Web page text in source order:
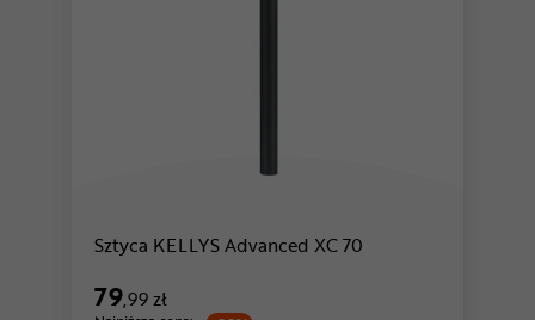
Sztyca KELLYS Advanced XC 70
79,99 zł